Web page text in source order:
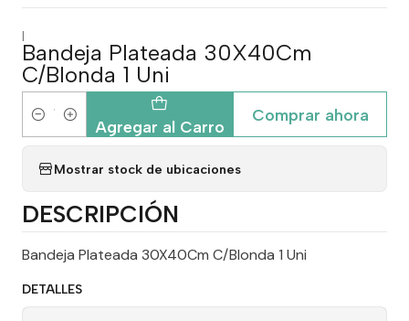
|
Bandeja Plateada 30X40Cm
C/Blonda 1 Uni
Cantidad Agregar al Carro
Comprar ahora
Mostrar stock de ubicaciones
DESCRIPCIÓN
Bandeja Plateada 30X40Cm C/Blonda 1 Uni
DETALLES